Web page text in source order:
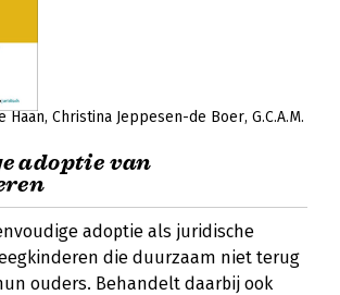
Haan Christina Jeppesen-de Boer G.C.A.M.
adoptie van
adoptie als juridische
die duurzaam niet terug
ouders. Behandelt daarbij ook